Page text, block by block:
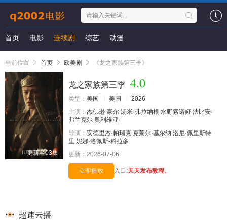
首页 电影 连续剧 综艺 动漫
当前位置 首页 欧美剧 《龙之家族第三季》
更新至03集
龙之家族第三季 4.0
类型： 美国 美国
2026
主演： 杰佛逊·豪尔 汤米·弗拉纳根 水野索诺娅 法比安·
弗兰克尔 奥利维亚·
导演： 安德里杰·帕瑞克 克莱尔·基尔纳 洛尼·佩里斯特
里 妮娜·洛佩斯-科拉多
更新： 2026-07-06
立即播放 入口:天天发布教程。
超速云播